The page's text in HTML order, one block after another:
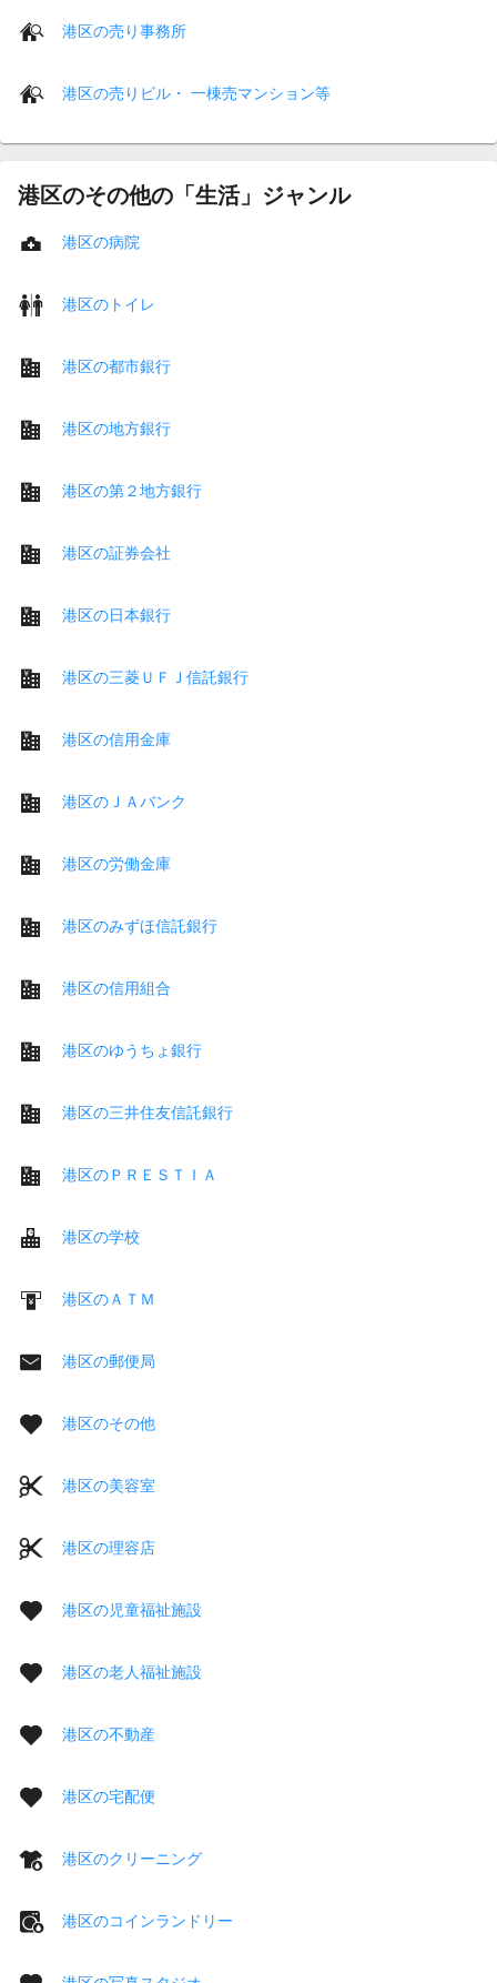
港区の売り事務所
港区の売りビル・ 一棟売マンション等
港区のその他の「生活」ジャンル
港区の病院
港区のトイレ
港区の都市銀行
港区の地方銀行
港区の第２地方銀行
港区の証券会社
港区の日本銀行
港区の三菱ＵＦＪ信託銀行
港区の信用金庫
港区のＪＡバンク
港区の労働金庫
港区のみずほ信託銀行
港区の信用組合
港区のゆうちょ銀行
港区の三井住友信託銀行
港区のＰＲＥＳＴＩＡ
港区の学校
港区のＡＴＭ
港区の郵便局
港区のその他
港区の美容室
港区の理容店
港区の児童福祉施設
港区の老人福祉施設
港区の不動産
港区の宅配便
港区のクリーニング
港区のコインランドリー